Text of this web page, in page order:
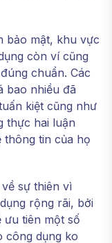
bảo mật, khu vực
còn ví cũng
chuẩn. Các
bao nhiều đã
kiệt cũng như
thực hai luận
thông tin của họ
sự thiên vì
rộng rãi, bởi
ưu tiên một số
công dụng ko